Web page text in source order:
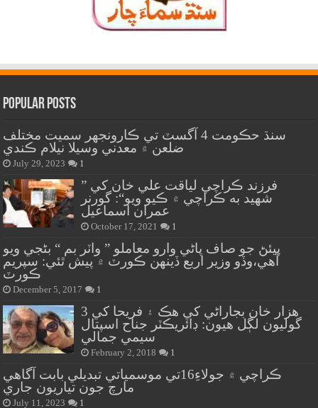
Popular Posts
سنڌ حڪومت 4 آگسٽ تي ڪارونجهر سميت مختلف
ضلعن ۾ معدني وسيلا نيلام ڪندي
July 29, 2023 1
” فرزند ڪراچي لياقت علي خان کي
شهيد به ڪراچي ۾ ڪيو ويو“: گورنر
عمران اسماعيل
October 17, 2021 1
پيئڻ جو صاف پاڻي وارو معاملو ” واٽر بم “ بڻجي ويو
آهي،وڏو وزير اربع ڏينهن ڪورٽ ۾ پيش ٿئي: سپريم
ڪورٽ
December 5, 2017 1
هزار خان بجاراڻي کي هڪ ۽ فريحا کي 3
گوليون لڳل هيون: ڊائريڪٽر جناح اسپتال
سيمي جمالي
February 2, 2018 1
ڪراچي ۾ جولاءِ16تي موسمياتي تبديلي بابت آگاهي
مارچ جون تياريون جاري
July 11, 2023 1